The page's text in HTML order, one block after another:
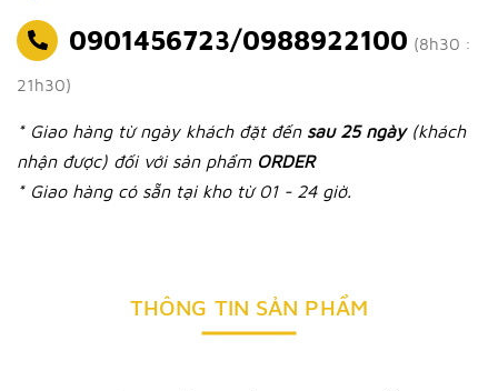
0901456723/0988922100 (8h30 :
21h30)
* Giao hàng từ ngày khách đặt đến sau 25 ngày (khách
nhận được) đối với sản phẩm ORDER
* Giao hàng có sẵn tại kho từ 01 - 24 giờ.
THÔNG TIN SẢN PHẨM